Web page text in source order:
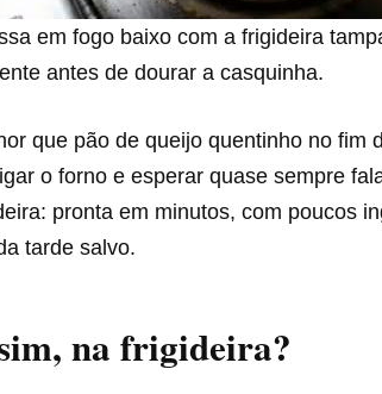
em fogo baixo com a frigideira
antes de dourar a casquinha.
que pão de queijo quentinho no fim
o forno e esperar quase sempre
pronta em minutos, com poucos
tarde salvo.
na frigideira?